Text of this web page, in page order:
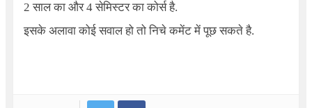
2 साल का और 4 सेमिस्टर का कोर्स है.
इसके अलावा कोई सवाल हो तो निचे कमेंट में पूछ सकते है.